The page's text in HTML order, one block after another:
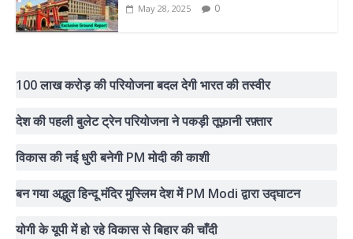
May 28, 2025 0
100 लाख करोड़ की परियोजना बदल देगी भारत की तस्वीर
देश की पहली बुलेट ट्रेन परियोजना ने पकड़ी तूफ़ानी रफ़्तार
विकास की नई धुरी बनेगी PM मोदी की काशी
बन गया अद्भुत हिन्दू मंदिर मुस्लिम देश में PM Modi द्वारा उद्घाटन
योगी के यूपी में हो रहे विकास से बिहार की चाँदी